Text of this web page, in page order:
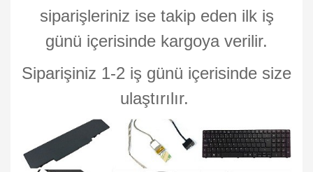
siparişleriniz ise takip eden ilk iş
günü içerisinde kargoya verilir.
Siparişiniz 1-2 iş günü içerisinde size
ulaştırılır.